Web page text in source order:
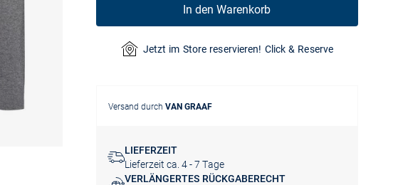
In den Warenkorb
Jetzt im Store reservieren! Click & Reserve
Versand durch VAN GRAAF
LIEFERZEIT
Lieferzeit ca. 4 - 7 Tage
VERLÄNGERTES RÜCKGABERECHT